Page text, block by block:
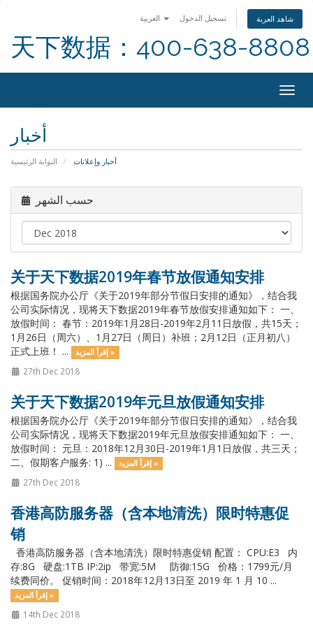
تسجيل الدخول شاهد العربة
天下数据：400-638-8808
أخبار
البوابة الرئيسية أخبار وإعلانات
حسب الشهر
关于天下数据2019年春节放假通知安排
根据国务院办公厅《关于2019年部分节假日安排的通知》，结合我
公司实际情况，现将天下数据2019年春节放假安排通知如下： 一、
放假时间： 春节：2019年1月28日-2019年2月11日放假，共15天；
1月26日（周六）、1月27日（周日）补班；2月12日（正月初八）
正式上班！ ...
إقرأ المزيد »
27th Dec 2018
关于天下数据2019年元旦放假通知安排
根据国务院办公厅《关于2019年部分节假日安排的通知》，结合我
公司实际情况，现将天下数据2019年元旦放假安排通知如下： 一、
放假时间： 元旦：2018年12月30日-2019年1月1日放假，共三天；
二、假期客户服务: 1) ...
إقرأ المزيد »
27th Dec 2018
香港高防服务器（含本地清洗）限时特惠促
销
香港高防服务器（含本地清洗）限时特惠促销 配置： CPU:E3 内
存:8G 硬盘:1TB IP:2ip 带宽:5M 防御:15G 价格：1799元/月
续费同价。 促销时间：2018年12月13日至 2019 年 1 月 10 ...
إقرأ المزيد »
14th Dec 2018